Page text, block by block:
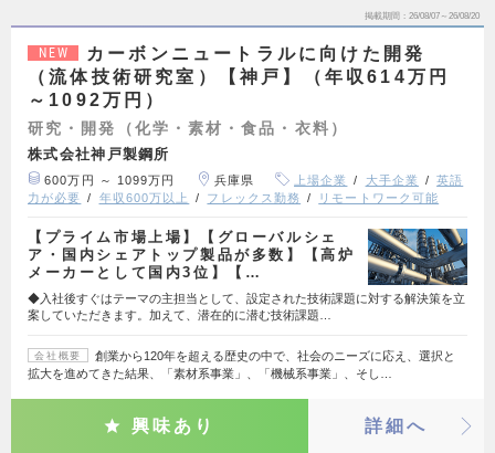
掲載期間 26/08/07～26/08/20
NEW
カーボンニュートラルに向けた開発
（流体技術研究室）【神戸】（年収614万円
～1092万円）
研究・開発（化学・素材・食品・衣料）
株式会社神戸製鋼所
600万円 ～ 1099万円 兵庫県 上場企業 大手企業
英語
力が必要
年収600万以上 フレックス勤務 リモートワーク可能
【プライム市場上場】【グローバルシェ
ア・国内シェアトップ製品が多数】【高炉
メーカーとして国内3位】【…
◆入社後すぐはテーマの主担当として、設定された技術課題に対する解決策を立
案していただきます。加えて、潜在的に潜む技術課題…
会社概要
創業から120年を超える歴史の中で、社会のニーズに応え、選択と
拡大を進めてきた結果、「素材系事業」、「機械系事業」、そし…
興味あり 詳細へ